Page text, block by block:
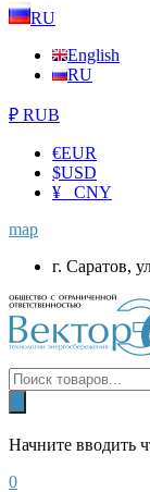
RU
English
RU
₽ RUB
€EUR
$USD
¥ CNY
map
г. Саратов,
Начните вводить
0